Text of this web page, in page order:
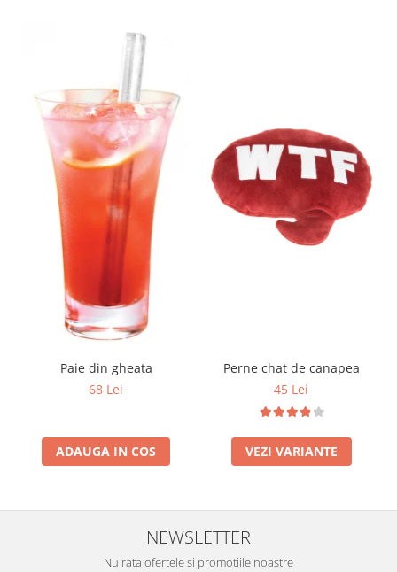
Paie din gheata
68 Lei
ADAUGA IN COS
Perne chat de canapea
45 Lei
VEZI VARIANTE
NEWSLETTER
Nu rata ofertele si promotiile noastre